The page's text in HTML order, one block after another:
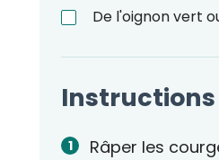
De l'oignon vert
Instructions
Râper les